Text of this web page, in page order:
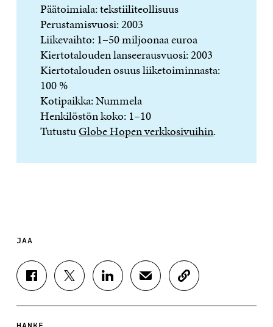
Päätoimiala: tekstiiliteollisuus
Perustamisvuosi: 2003
Liikevaihto: 1–50 miljoonaa euroa
Kiertotalouden lanseerausvuosi: 2003
Kiertotalouden osuus liiketoiminnasta:
100 %
Kotipaikka: Nummela
Henkilöstön koko: 1–10
TutustuGlobe Hopen verkkosivuihin.
JAA
J
A
A
J
A
J
A
J
A
K
O